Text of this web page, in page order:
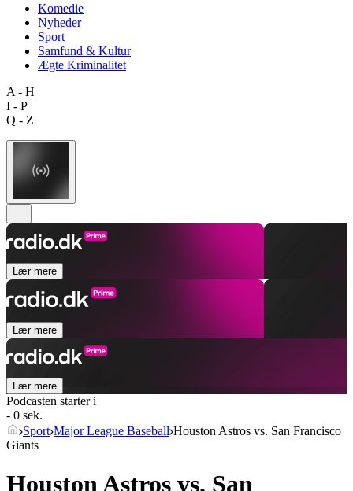
Komedie
Nyheder
Sport
Samfund & Kultur
Ægte Kriminalitet
A - H
I - P
Q - Z
Lær mere
Lær mere
Lær mere
Podcasten starter i
- 0 sek.
Sport Major League Baseball Houston Astros vs. San Francisco
Giants
Houston Astros vs. San